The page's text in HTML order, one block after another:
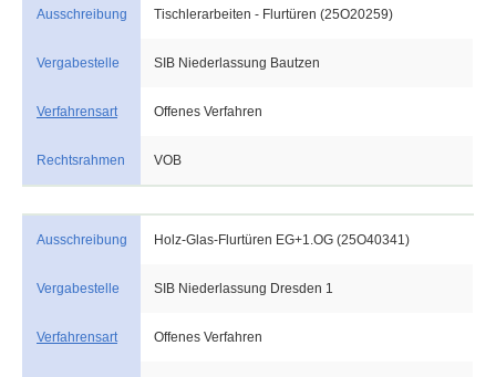
Ausschreibung Tischlerarbeiten - Flurtüren (25O20259)
Vergabestelle SIB Niederlassung Bautzen
Verfahrensart Offenes Verfahren
Rechtsrahmen VOB
Ausschreibung Holz-Glas-Flurtüren EG+1.OG (25O40341)
Vergabestelle SIB Niederlassung Dresden 1
Verfahrensart Offenes Verfahren